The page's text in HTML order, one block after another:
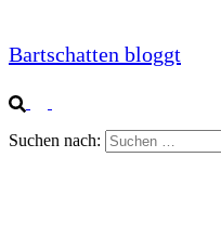
Bartschatten bloggt
Suchen nach: